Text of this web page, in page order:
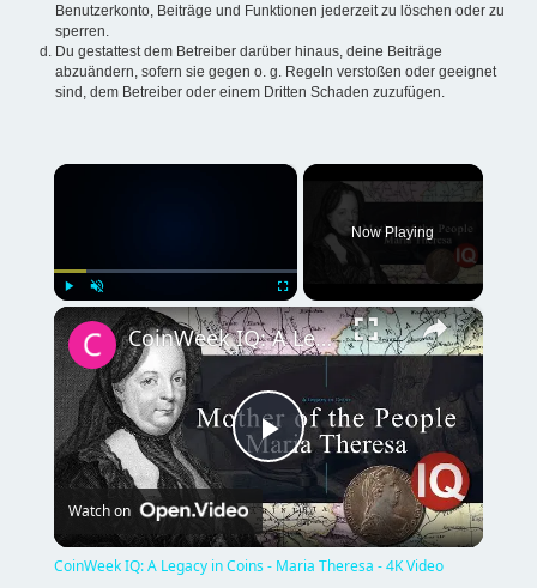
Benutzerkonto, Beiträge und Funktionen jederzeit zu löschen oder zu
sperren.
Du gestattest dem Betreiber darüber hinaus, deine Beiträge
abzuändern, sofern sie gegen o. g. Regeln verstoßen oder geeignet
sind, dem Betreiber oder einem Dritten Schaden zuzufügen.
×
Fullscreen
Now Playing
×
P
l
CoinWeek IQ: A Legacy in Coins - Maria Theresa - 4K Video
Watch on
CoinWeek IQ: A Legacy in Coins - Maria Theresa - 4K Video